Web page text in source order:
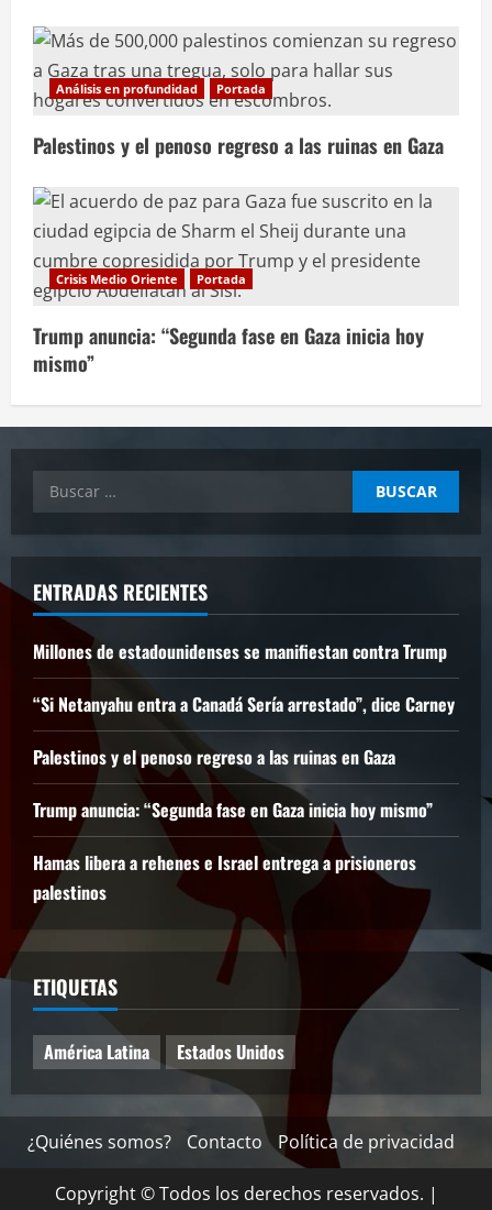
Análisis en profundidad Portada
Palestinos y el penoso regreso a las ruinas en Gaza
Crisis Medio Oriente Portada
Trump anuncia: “Segunda fase en Gaza inicia hoy
mismo”
Buscar:
ENTRADAS RECIENTES
Millones de estadounidenses se manifiestan contra Trump
“Si Netanyahu entra a Canadá Sería arrestado”, dice Carney
Palestinos y el penoso regreso a las ruinas en Gaza
Trump anuncia: “Segunda fase en Gaza inicia hoy mismo”
Hamas libera a rehenes e Israel entrega a prisioneros
palestinos
ETIQUETAS
América Latina Estados Unidos
¿Quiénes somos? Contacto Política de privacidad
Copyright © Todos los derechos reservados. |